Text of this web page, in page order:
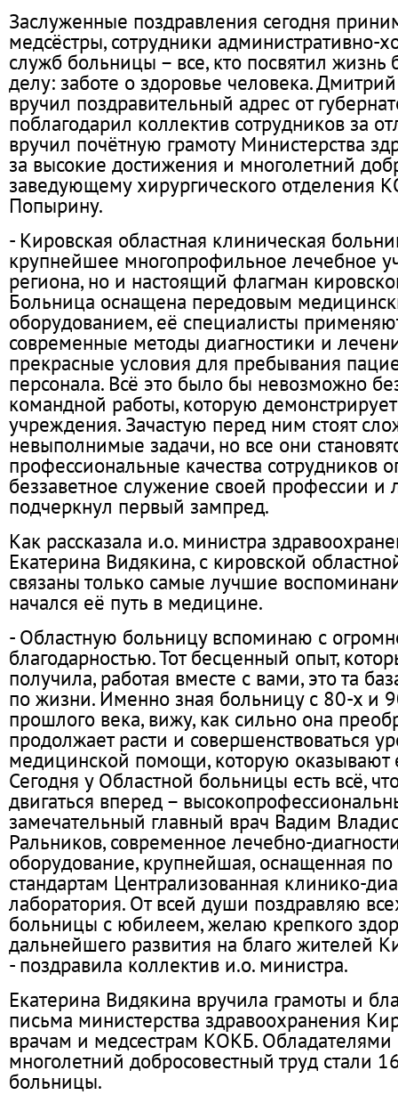
Заслуженные поздравления сегодня
медсёстры, сотрудники административно-
служб больницы – все, кто посвятил жизнь
делу: заботе о здоровье человека.
вручил поздравительный адрес от
поблагодарил коллектив сотрудников за
вручил почётную грамоту Министерства
за высокие достижения и многолетний
заведующему хирургического отделения
Попырину.
- Кировская областная клиническая
крупнейшее многопрофильное лечебное
региона, но и настоящий флагман
Больница оснащена передовым
оборудованием, её специалисты
современные методы диагностики и
прекрасные условия для пребывания
персонала. Всё это было бы невозможно
командной работы, которую
учреждения. Зачастую перед ним стоят
невыполнимые задачи, но все они
профессиональные качества сотрудников
беззаветное служение своей профессии и
подчеркнул первый зампред.
Как рассказала и.о. министра
Екатерина Видякина, с кировской
связаны только самые лучшие
начался её путь в медицине.
- Областную больницу вспоминаю с
благодарностью. Тот бесценный опыт,
получила, работая вместе с вами, это та
по жизни. Именно зная больницу с 80-х и
прошлого века, вижу, как сильно она
продолжает расти и совершенствоваться
медицинской помощи, которую оказывают
Сегодня у Областной больницы есть всё,
двигаться вперед –
замечательный главный врач Вадим
Ральников, современное лечебно-
оборудование, крупнейшая, оснащенная
стандартам Централизованная клинико-
лаборатория. От всей души поздравляю
больницы с юбилеем, желаю крепкого
дальнейшего развития на благо жителей
- поздравила коллектив и.о. министра.
Екатерина Видякина вручила грамоты и
письма министерства здравоохранения
врачам и медсестрам КОКБ. Обладателями
многолетний добросовестный труд стали
больницы.